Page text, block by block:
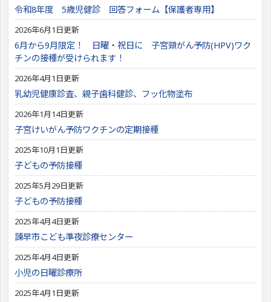
令和8年度 5歳児健診 回答フォーム【保護者専用】
2026年6月1日更新
6月から9月限定！ 日曜・祝日に 子宮頸がん予防(HPV)ワク
チンの接種が受けられます！
2026年4月1日更新
乳幼児健康診査、親子歯科健診、フッ化物塗布
2026年1月14日更新
子宮けいがん予防ワクチンの定期接種
2025年10月1日更新
子どもの予防接種
2025年5月29日更新
子どもの予防接種
2025年4月4日更新
諫早市こども準夜診療センター
2025年4月4日更新
小児の日曜診療所
2025年4月1日更新